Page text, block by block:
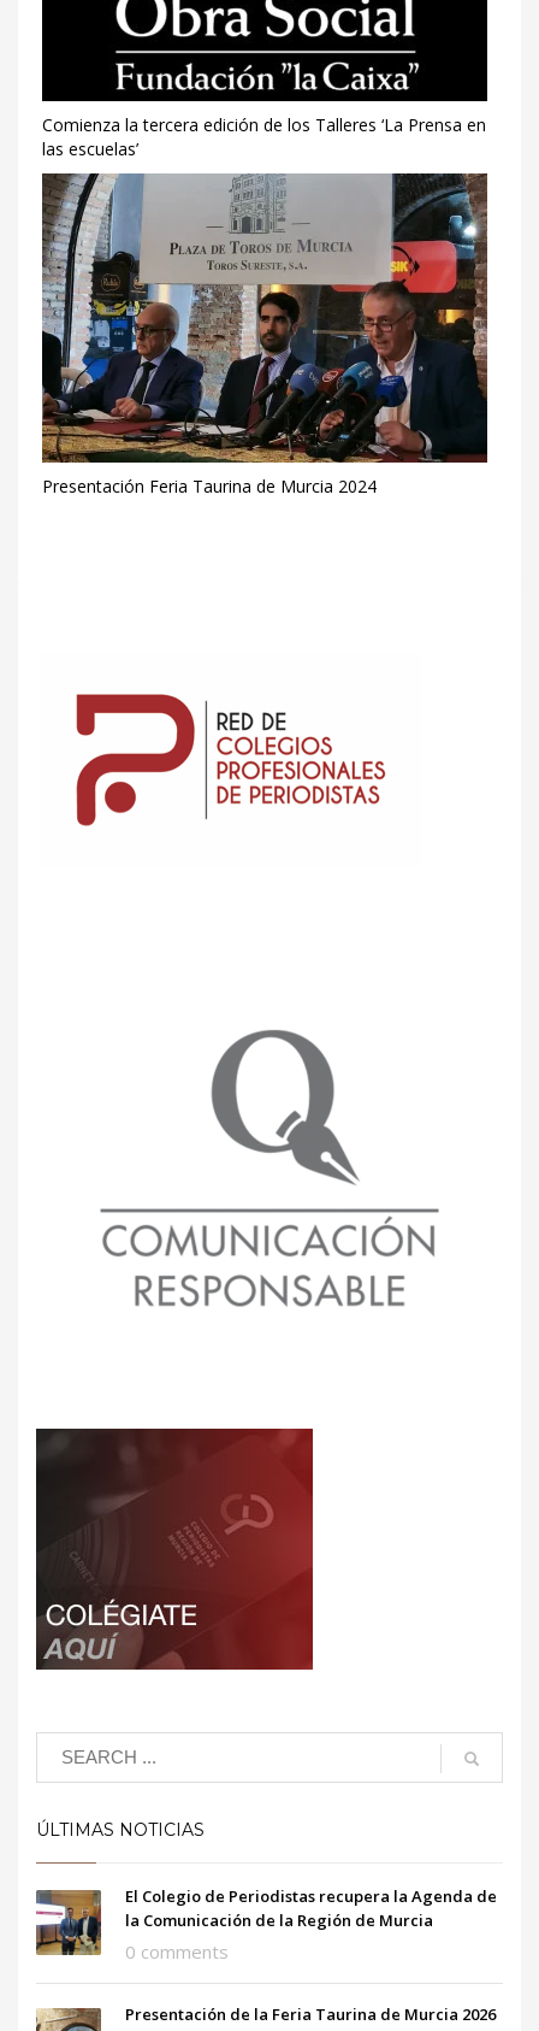
Comienza la tercera edición de los Talleres ‘La Prensa en
las escuelas’
Presentación Feria Taurina de Murcia 2024
ÚLTIMAS NOTICIAS
El Colegio de Periodistas recupera la Agenda de
la Comunicación de la Región de Murcia
0 comments
Presentación de la Feria Taurina de Murcia 2026